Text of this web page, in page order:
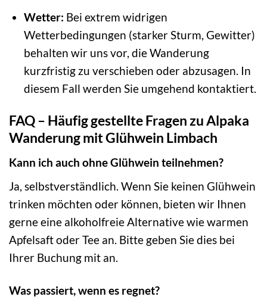
Wetter: Bei extrem widrigen
Wetterbedingungen (starker Sturm, Gewitter)
behalten wir uns vor, die Wanderung
kurzfristig zu verschieben oder abzusagen. In
diesem Fall werden Sie umgehend kontaktiert.
FAQ – Häufig gestellte Fragen zu Alpaka
Wanderung mit Glühwein Limbach
Kann ich auch ohne Glühwein teilnehmen?
Ja, selbstverständlich. Wenn Sie keinen Glühwein
trinken möchten oder können, bieten wir Ihnen
gerne eine alkoholfreie Alternative wie warmen
Apfelsaft oder Tee an. Bitte geben Sie dies bei
Ihrer Buchung mit an.
Was passiert, wenn es regnet?